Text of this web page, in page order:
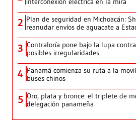
2 Plan de seguridad en Michoacán:
reanudar envíos de aguacate a
3 Contraloría pone bajo la lupa
posibles irregularidades
4 Panamá comienza su ruta a la
buses chinos
5 Oro, plata y bronce: el triplete de
delegación panameña